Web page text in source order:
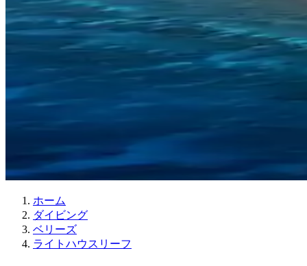
ホーム
ダイビング
ベリーズ
ライトハウスリーフ